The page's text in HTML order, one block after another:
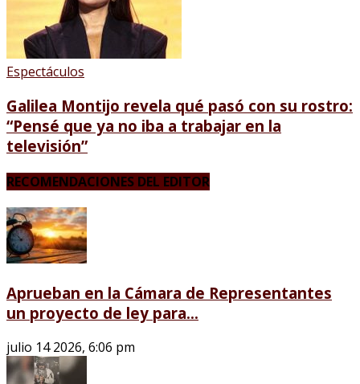
Espectáculos
Galilea Montijo revela qué pasó con su rostro:
“Pensé que ya no iba a trabajar en la
televisión”
RECOMENDACIONES DEL EDITOR
Aprueban en la Cámara de Representantes
un proyecto de ley para...
julio 14 2026, 6:06 pm